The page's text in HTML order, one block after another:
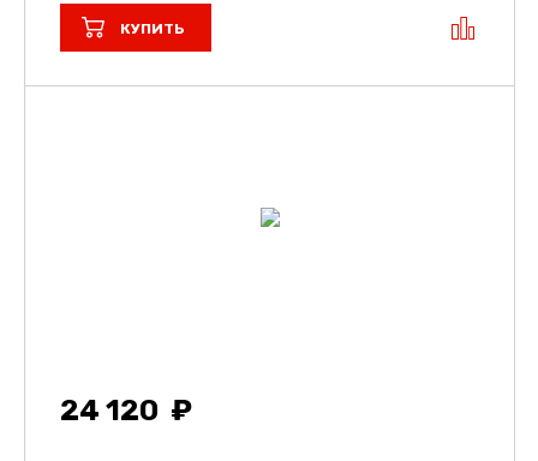
КУПИТЬ
24 120